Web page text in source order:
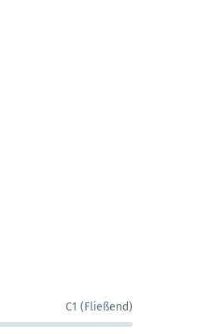
C1 (Fließend)